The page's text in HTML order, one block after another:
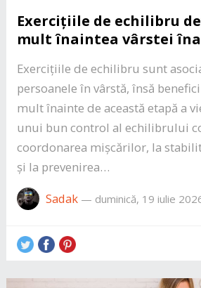
Exercițiile de echilibru
mult înaintea vârstei
Exercițiile de echilibru sunt
persoanele în vârstă, însă
mult înainte de această etapă a
unui bun control al echilibrului
coordonarea mișcărilor, la
și la prevenirea…
Sadak— duminică, 19 iulie